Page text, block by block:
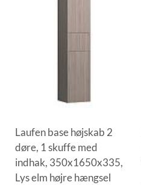
Laufen base højskab 2
døre, 1 skuffe med
indhak, 350x1650x335,
Lys elm højre hængsel